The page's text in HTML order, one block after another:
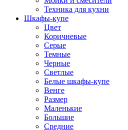
Техника для кухни
Шкафы-купе
Цвет
Коричневые
Серые
Темные
Черные
Светлые
Белые шкафы-купе
Венге
Размер
Маленькие
Большие
Средние